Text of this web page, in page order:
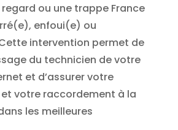
ou une trappe France
enfoui(e) ou
intervention permet de
du technicien de votre
et d’assurer votre
votre raccordement à la
les meilleures